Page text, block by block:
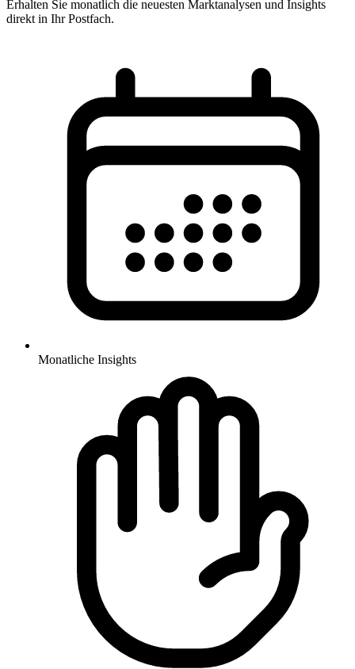
Erhalten Sie monatlich die neuesten Marktanalysen und Insights
direkt in Ihr Postfach.
Monatliche Insights